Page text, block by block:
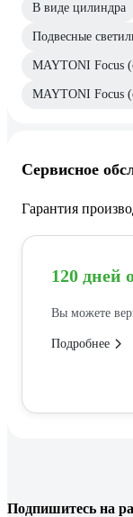
В виде цилиндра
Подвесные
MAYTONI Focus
MAYTONI Focus
Сервисное
Гарантия
120 дней
Вы можете
Подробнее
Подпишитесь на